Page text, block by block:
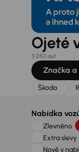
Ojeté
3 250 aut
Značka a
Škoda
Nabídka
Zlevněno
Extra slevy
Nově v